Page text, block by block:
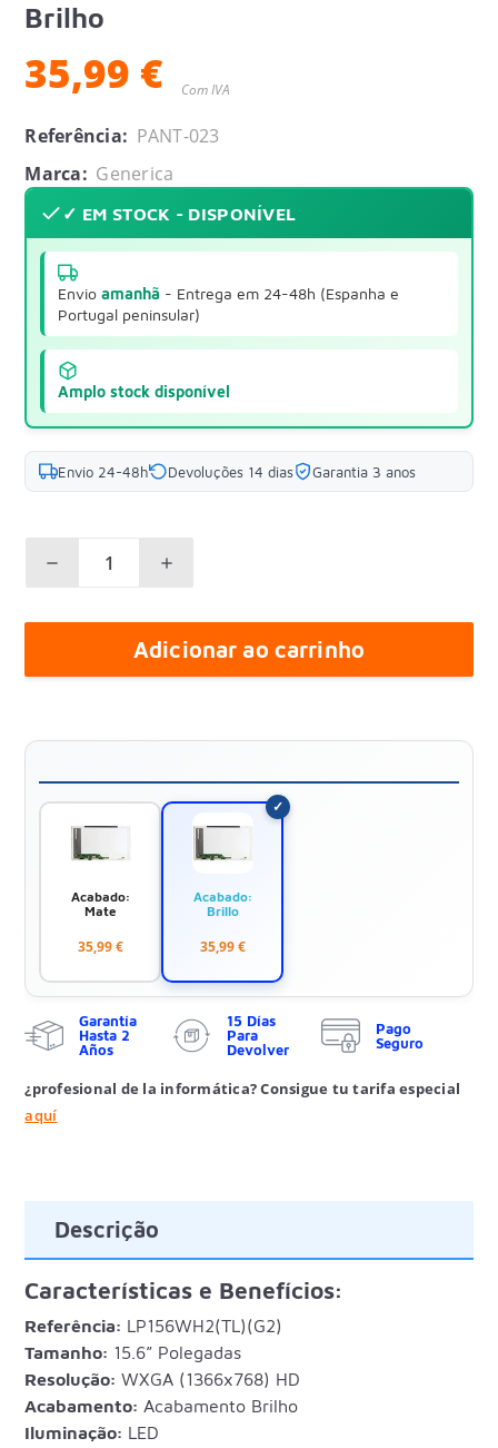
Brilho
35,99 € Com IVA
Referência: PANT-023
Marca: Generica
✓ EM STOCK - DISPONÍVEL
Envioamanhã - Entrega em 24-48h (Espanha e
Portugal peninsular)
Amplo stock disponível
Envio 24-48h Devoluções 14 dias Garantia 3 anos
Adicionar ao carrinho
Acabado:
Mate
35,99 €
Acabado:
Brillo
35,99 €
Garantía
Hasta 2
Años
15 Días
Para
Devolver
Pago
Seguro
¿profesional de la informática? Consigue tu tarifa especial
aquí
Descrição
Características e Benefícios:
Referência: LP156WH2(TL)(G2)
Tamanho: 15.6” Polegadas
Resolução: WXGA (1366x768) HD
Acabamento: Acabamento Brilho
Iluminação: LED